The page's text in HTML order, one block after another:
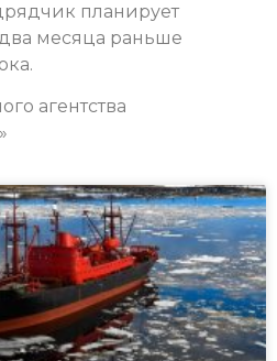
планирует
месяца раньше
агентства